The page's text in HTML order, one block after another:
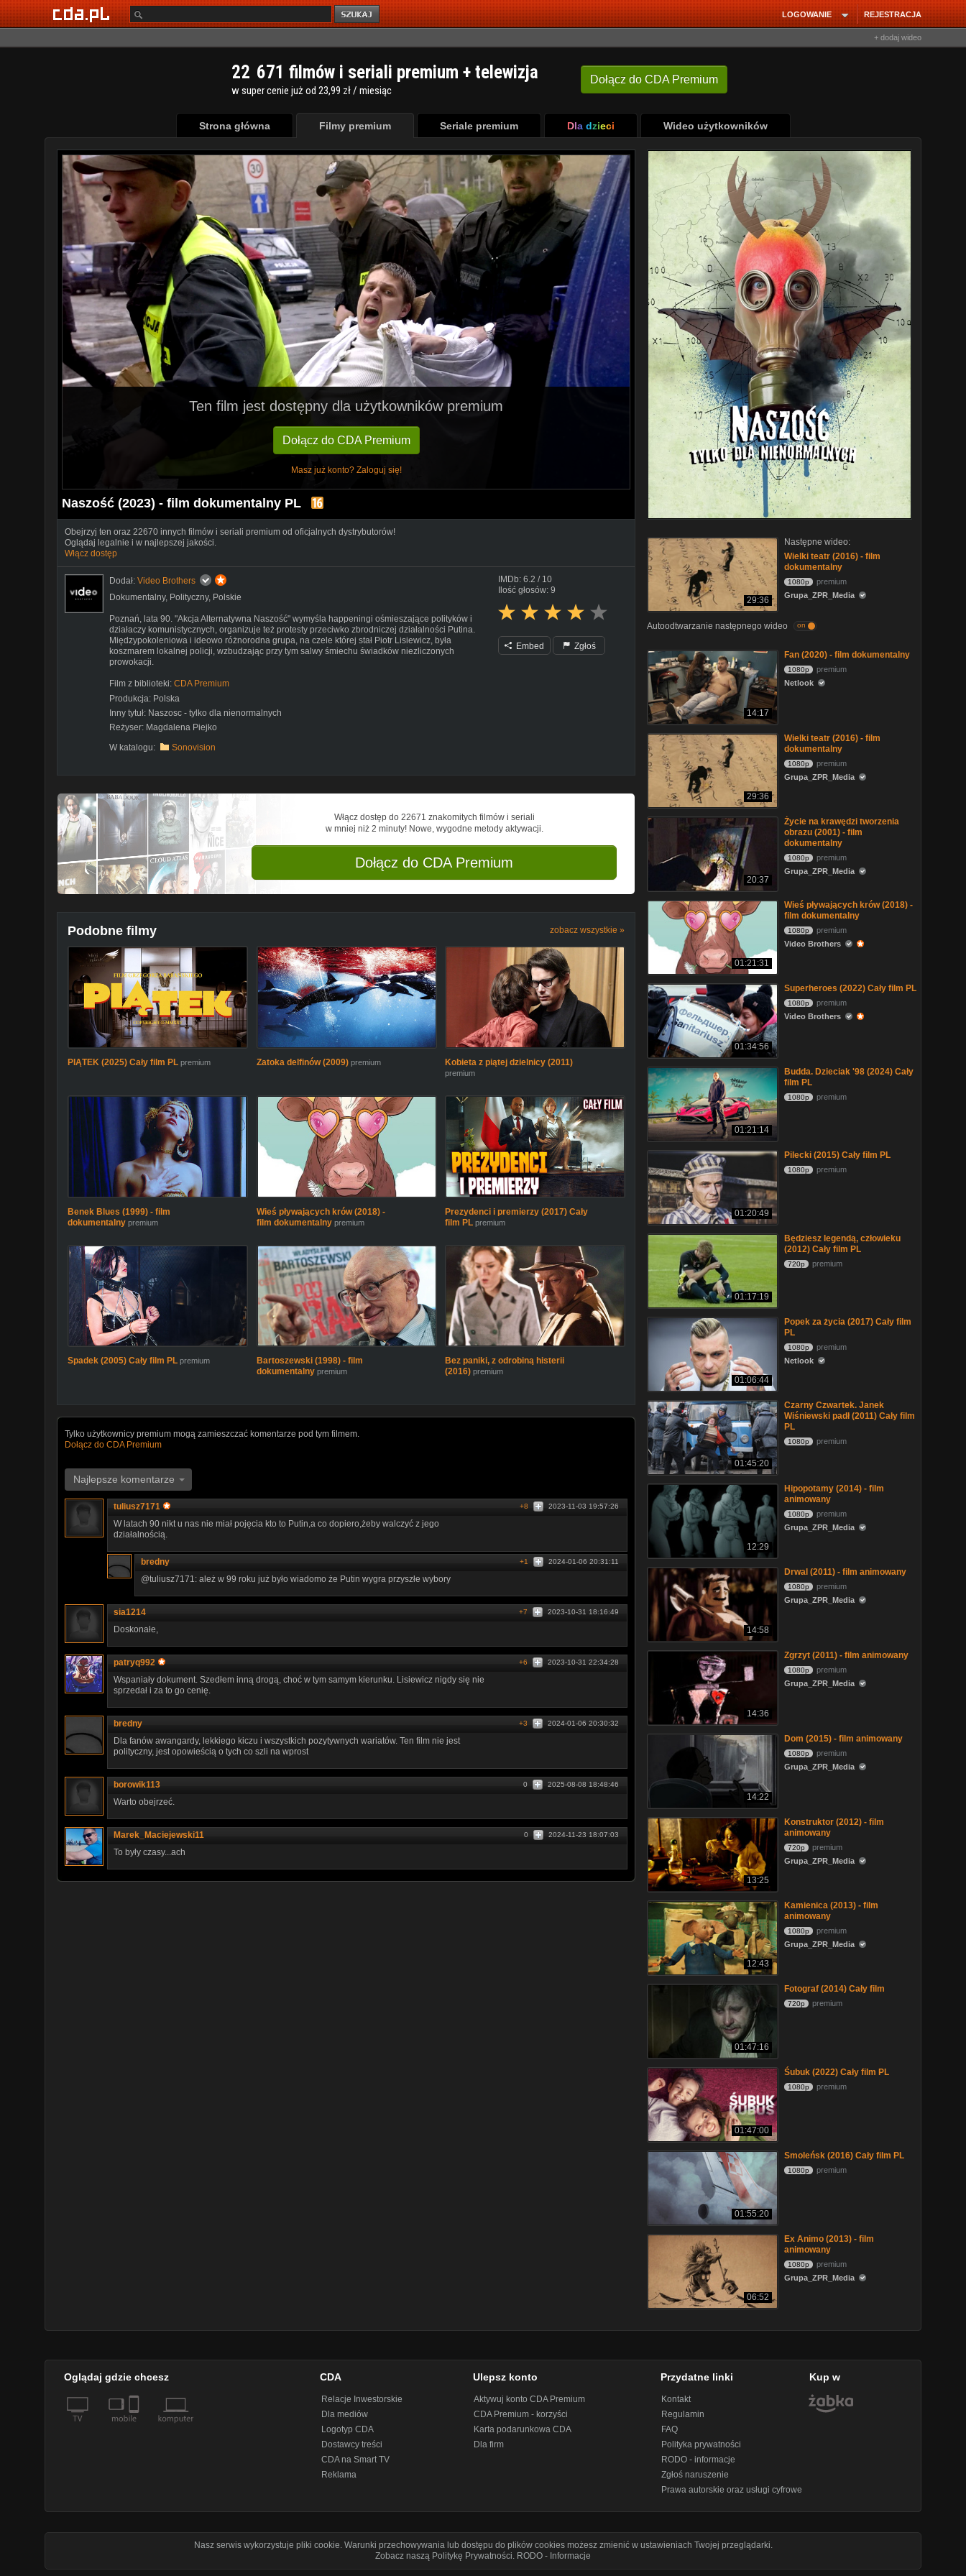
REJESTRACJA
LOGOWANIE
+ dodaj wideo
Dołącz do CDA Premium
22 671 filmów i seriali premium + telewizja
w super cenie już od 23,99 zł / miesiąc
Strona główna Filmy premium Seriale premium Dla dzieci Wideo użytkowników
Ten film jest dostępny dla użytkowników premium
Dołącz do CDA Premium
Masz już konto? Zaloguj się!
Naszość (2023) - film dokumentalny PL
Obejrzyj ten oraz 22670 innych filmów i seriali premium od oficjalnych dystrybutorów!
Oglądaj legalnie i w najlepszej jakości.
Włącz dostęp
Dodał: Video Brothers
Dokumentalny, Polityczny, Polskie
Poznań, lata 90. "Akcja Alternatywna Naszość" wymyśla happeningi ośmieszające polityków i
działaczy komunistycznych, organizuje też protesty przeciwko zbrodniczej działalności Putina.
Międzypokoleniowa i ideowo różnorodna grupa, na czele której stał Piotr Lisiewicz, była
koszmarem lokalnej policji, wzbudzając przy tym salwy śmiechu świadków niezliczonych
prowokacji.
Film z biblioteki: CDA Premium
Produkcja: Polska
Inny tytuł: Naszosc - tylko dla nienormalnych
Reżyser: Magdalena Piejko
W katalogu:
Sonovision
IMDb: 6.2 / 10
Ilość głosów: 9
Embed Zgłoś
Włącz dostęp do 22671 znakomitych filmów i seriali
w mniej niż 2 minuty! Nowe, wygodne metody aktywacji.
Dołącz do CDA Premium
Podobne filmy zobacz wszystkie »
PIĄTEK (2025) Cały film PL premium Zatoka delfinów (2009) premium Kobieta z piątej dzielnicy (2011)
premium
Benek Blues (1999) - film
dokumentalny premium
Wieś pływających krów (2018) -
film dokumentalny premium
Prezydenci i premierzy (2017) Cały
film PL premium
Spadek (2005) Cały film PL premium
Bartoszewski (1998) - film
dokumentalny premium
Bez paniki, z odrobiną histerii
(2016) premium
Tylko użytkownicy premium mogą zamieszczać komentarze pod tym filmem.
Dołącz do CDA Premium
Najlepsze komentarze
tuliusz7171 2023-11-03 19:57:26
+8
W latach 90 nikt u nas nie miał pojęcia kto to Putin,a co dopiero,żeby walczyć z jego
działalnością.
bredny 2024-01-06 20:31:11
+1
@tuliusz7171: ależ w 99 roku już było wiadomo że Putin wygra przyszłe wybory
sia1214 2023-10-31 18:16:49
+7
Doskonałe,
patryq992 2023-10-31 22:34:28
+6
Wspaniały dokument. Szedłem inną drogą, choć w tym samym kierunku. Lisiewicz nigdy się nie
sprzedał i za to go cenię.
bredny 2024-01-06 20:30:32
+3
Dla fanów awangardy, lekkiego kiczu i wszystkich pozytywnych wariatów. Ten film nie jest
polityczny, jest opowieścią o tych co szli na wprost
borowik113 2025-08-08 18:48:46
0
Warto obejrzeć.
Marek_Maciejewski11 2024-11-23 18:07:03
0
To były czasy...ach
29:36
Następne wideo:
Wielki teatr (2016) - film
dokumentalny
1080p
premium
Grupa_ZPR_Media
Autoodtwarzanie następnego wideo on
14:17
Fan (2020) - film dokumentalny
1080p
premium
Netlook
29:36
Wielki teatr (2016) - film
dokumentalny
1080p
premium
Grupa_ZPR_Media
20:37
Życie na krawędzi tworzenia
obrazu (2001) - film
dokumentalny
1080p
premium
Grupa_ZPR_Media
01:21:31
Wieś pływających krów (2018) -
film dokumentalny
1080p
premium
Video Brothers
01:34:56
Superheroes (2022) Cały film PL
1080p
premium
Video Brothers
01:21:14
Budda. Dzieciak '98 (2024) Cały
film PL
1080p premium
01:20:49
Pilecki (2015) Cały film PL
1080p premium
01:17:19
Będziesz legendą, człowieku
(2012) Cały film PL
720p premium
01:06:44
Popek za życia (2017) Cały film
PL
1080p
premium
Netlook
01:45:20
Czarny Czwartek. Janek
Wiśniewski padł (2011) Cały film
PL
1080p premium
12:29
Hipopotamy (2014) - film
animowany
1080p
premium
Grupa_ZPR_Media
14:58
Drwal (2011) - film animowany
1080p
premium
Grupa_ZPR_Media
14:36
Zgrzyt (2011) - film animowany
1080p
premium
Grupa_ZPR_Media
14:22
Dom (2015) - film animowany
1080p
premium
Grupa_ZPR_Media
13:25
Konstruktor (2012) - film
animowany
720p
premium
Grupa_ZPR_Media
12:43
Kamienica (2013) - film
animowany
1080p
premium
Grupa_ZPR_Media
01:47:16
Fotograf (2014) Cały film
720p premium
01:47:00
Śubuk (2022) Cały film PL
1080p premium
01:55:20
Smoleńsk (2016) Cały film PL
1080p premium
06:52
Ex Animo (2013) - film
animowany
1080p
premium
Grupa_ZPR_Media
Oglądaj gdzie chcesz CDA
Relacje Inwestorskie
Dla mediów
Logotyp CDA
Dostawcy treści
CDA na Smart TV
Reklama
Ulepsz konto
Aktywuj konto CDA Premium
CDA Premium - korzyści
Karta podarunkowa CDA
Dla firm
Przydatne linki
Kontakt
Regulamin
FAQ
Polityka prywatności
RODO - informacje
Zgłoś naruszenie
Prawa autorskie oraz usługi cyfrowe
Kup w
Nasz serwis wykorzystuje pliki cookie. Warunki przechowywania lub dostępu do plików cookies możesz zmienić w ustawieniach Twojej przeglądarki.
Zobacz naszą Politykę Prywatności. RODO - Informacje